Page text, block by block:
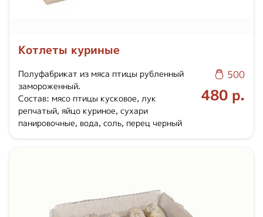
Котлеты куриные
Полуфабрикат из мяса птицы рубленный
замороженный.
Состав: мясо птицы кусковое, лук
репчатый, яйцо куриное, сухари
панировочные, вода, соль, перец черный
500
480 р.